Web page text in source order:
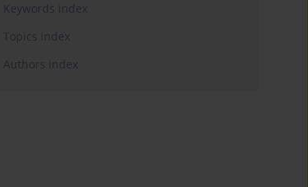
Keywords index
Topics index
Authors index